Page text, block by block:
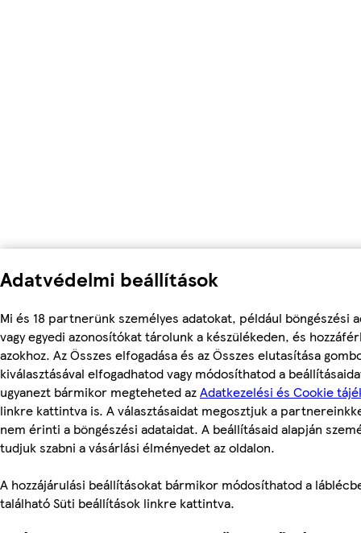
Adatvédelmi beállítások
Mi és 18 partnerünk személyes adatokat, például böngészési
vagy egyedi azonosítókat tárolunk a készülékeden, és
azokhoz. Az Összes elfogadása és az Összes elutasítása
kiválasztásával elfogadhatod vagy módosíthatod a
ugyanezt bármikor megteheted azAdatkezelési és Cookie
linkre kattintva is. A választásaidat megosztjuk a
nem érinti a böngészési adataidat. A beállításaid alapján
tudjuk szabni a vásárlási élményedet az oldalon.
A hozzájárulási beállításokat bármikor módosíthatod a
található Süti beállítások linkre kattintva.